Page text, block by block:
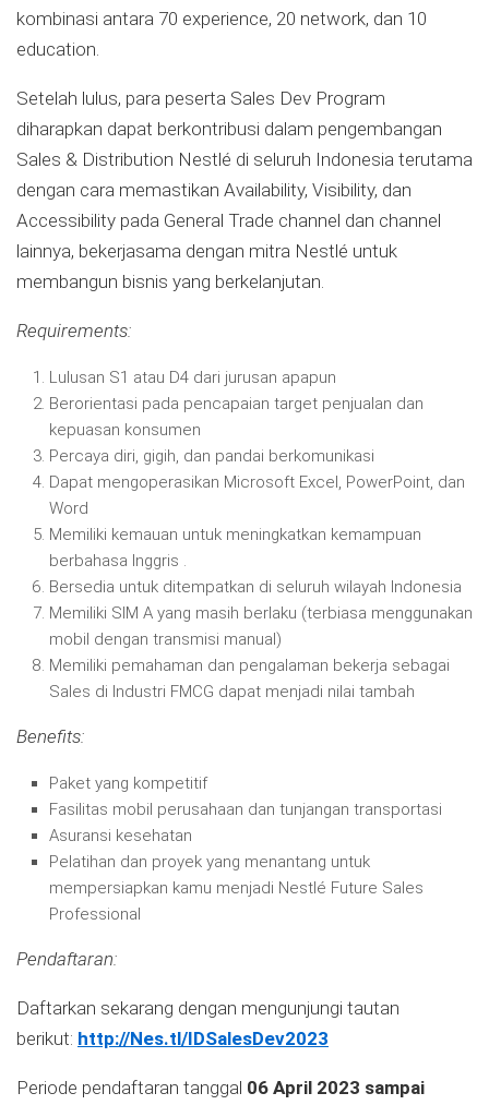
kombinasi antara 70 experience, 20 network, dan 10
education.
Setelah lulus, para peserta Sales Dev Program
diharapkan dapat berkontribusi dalam pengembangan
Sales & Distribution Nestlé di seluruh Indonesia terutama
dengan cara memastikan Availability, Visibility, dan
Accessibility pada General Trade channel dan channel
lainnya, bekerjasama dengan mitra Nestlé untuk
membangun bisnis yang berkelanjutan.
Requirements:
Lulusan S1 atau D4 dari jurusan apapun
Berorientasi pada pencapaian target penjualan dan
kepuasan konsumen
Percaya diri, gigih, dan pandai berkomunikasi
Dapat mengoperasikan Microsoft Excel, PowerPoint, dan
Word
Memiliki kemauan untuk meningkatkan kemampuan
berbahasa Inggris .
Bersedia untuk ditempatkan di seluruh wilayah Indonesia
Memiliki SIM A yang masih berlaku (terbiasa menggunakan
mobil dengan transmisi manual)
Memiliki pemahaman dan pengalaman bekerja sebagai
Sales di Industri FMCG dapat menjadi nilai tambah
Benefits:
Paket yang kompetitif
Fasilitas mobil perusahaan dan tunjangan transportasi
Asuransi kesehatan
Pelatihan dan proyek yang menantang untuk
mempersiapkan kamu menjadi Nestlé Future Sales
Professional
Pendaftaran:
Daftarkan sekarang dengan mengunjungi tautan
berikut: http://Nes.tl/IDSalesDev2023
Periode pendaftaran tanggal 06 April 2023 sampai